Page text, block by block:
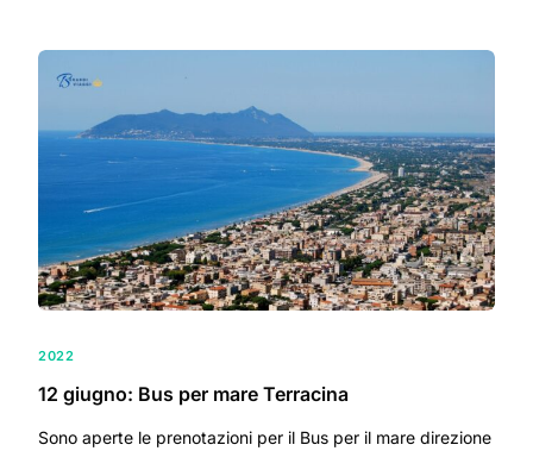
2022
12 giugno: Bus per mare Terracina
Sono aperte le prenotazioni per il Bus per il mare direzione